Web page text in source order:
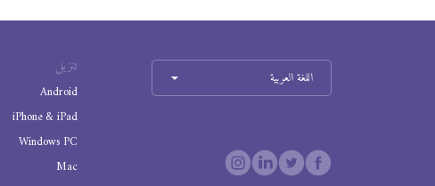
تنزيل
Android
iPhone & iPad
Windows PC
Mac
اللغة العربية